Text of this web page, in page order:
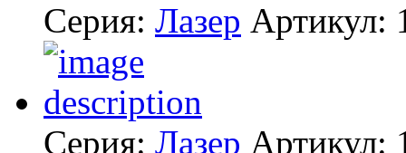
Серия: Лазер Артикул:
Серия: Лазер Артикул: